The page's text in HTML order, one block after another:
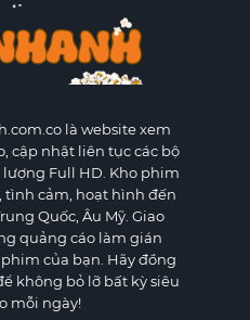
là website xem
cập nhật liên tục các bộ
Full HD. Kho phim
cảm, hoạt hình đến
Quốc, Âu Mỹ. Giao
quảng cáo làm gián
của bạn. Hãy đồng
không bỏ lỡ bất kỳ siêu
mỗi ngày!